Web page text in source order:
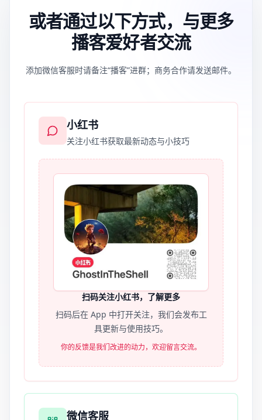
或者通过以下方式，与更多
播客爱好者交流
添加微信客服时请备注“播客”进群；商务合作请发送邮件。
小红书
关注小红书获取最新动态与小技巧
扫码关注小红书，了解更多
扫码后在 App 中打开关注，我们会发布工
具更新与使用技巧。
你的反馈是我们改进的动力，欢迎留言交流。
微信客服